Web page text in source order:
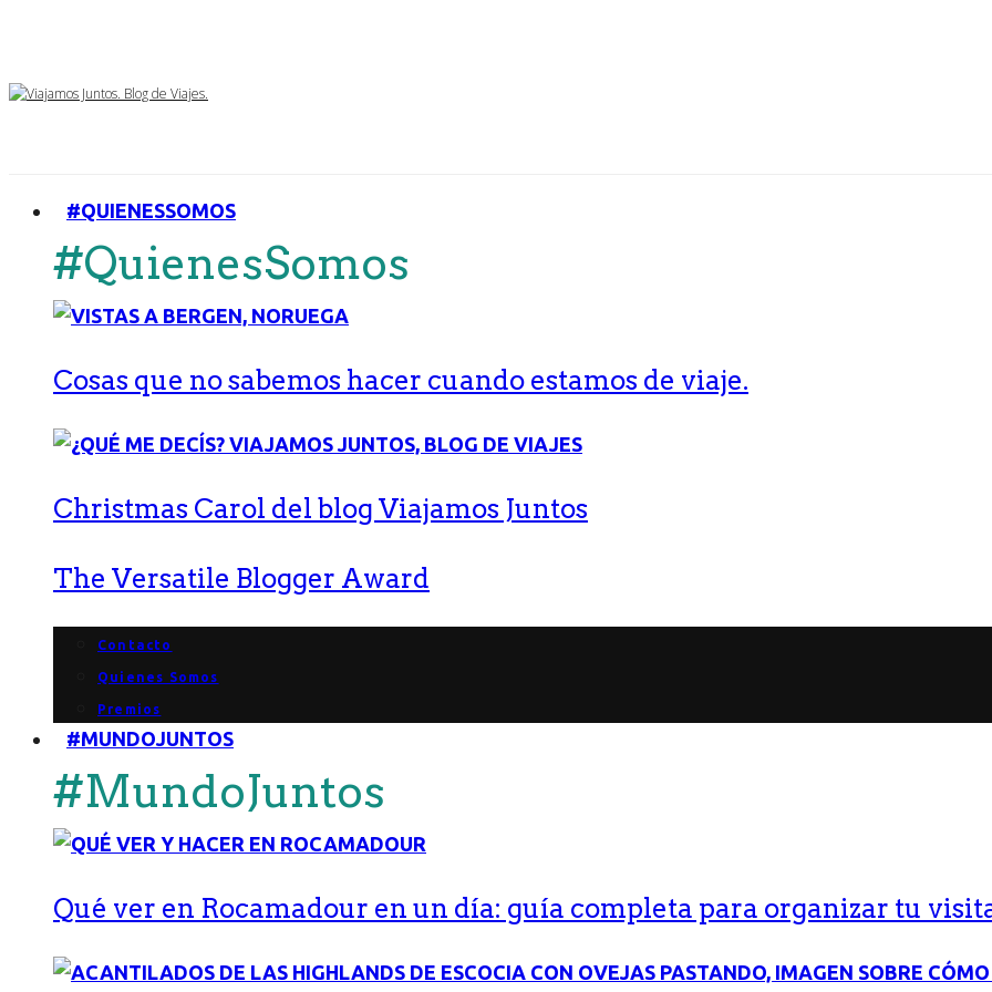
#QUIENESSOMOS
#QuienesSomos
Cosas que no sabemos hacer cuando estamos de viaje.
Christmas Carol del blog Viajamos Juntos
The Versatile Blogger Award
Contacto
Quienes Somos
Premios
#MUNDOJUNTOS
#MundoJuntos
Qué ver en Rocamadour en un día: guía completa para organizar tu